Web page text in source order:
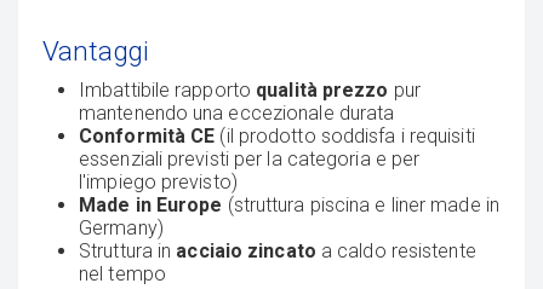
Vantaggi
Imbattibile rapporto qualità prezzo pur
mantenendo una eccezionale durata
Conformità CE (il prodotto soddisfa i requisiti
essenziali previsti per la categoria e per
l'impiego previsto)
Made in Europe (struttura piscina e liner made in
Germany)
Struttura in acciaio zincato a caldo resistente
nel tempo